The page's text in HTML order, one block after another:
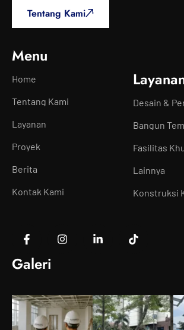
Tentang Kami
Menu
Home
Tentang Kami
Layanan
Proyek
Berita
Kontak Kami
Desain &
Bangun
Fasilitas
Lainnya
Konstruksi
Galeri